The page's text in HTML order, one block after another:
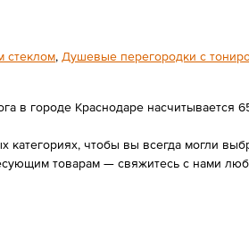
стеклом, Душевые перегородки с
городе Краснодаре насчитывается
чтобы вы всегда могли
товарам — свяжитесь с нами